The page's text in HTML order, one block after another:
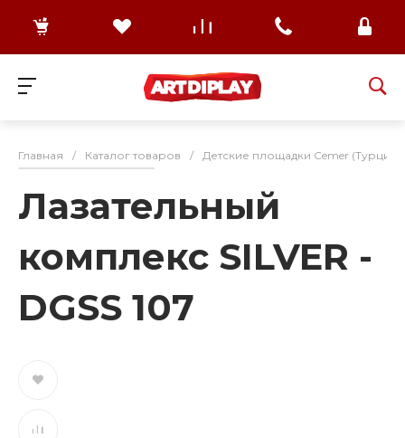
Главная / Каталог товаров / Детские площадки Cemer (Турция)
Лазательный
комплекс SILVER -
DGSS 107